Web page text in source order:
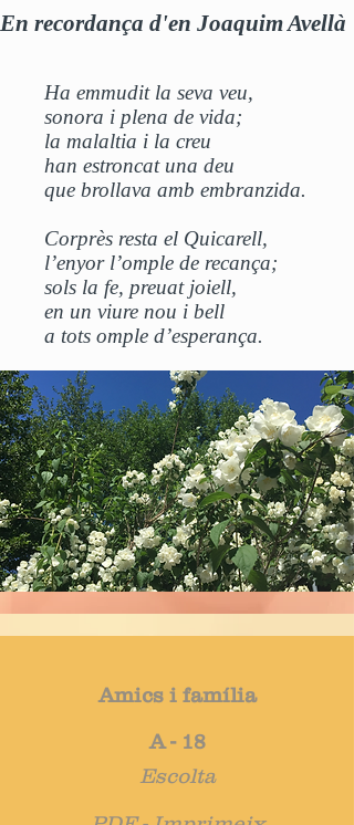
En recordança d'en Joaquim Avellà
Ha emmudit la seva veu,
sonora i plena de vida;
la malaltia i la creu
han estroncat una deu
que brollava amb embranzida.
Corprès resta el Quicarell,
l’enyor l’omple de recança;
sols la fe, preuat joiell,
en un viure nou i bell
a tots omple d’esperança.
Amics i família
A - 18
Escolta